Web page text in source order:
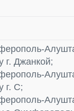
г. Джанкой;
г. С;